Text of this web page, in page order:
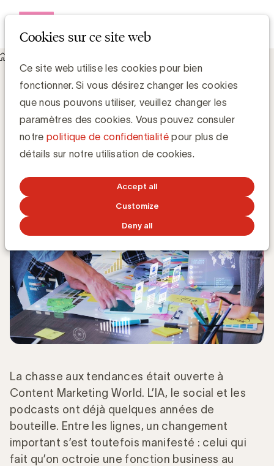
Cookies sur ce site web
Ce site web utilise les cookies pour bien
fonctionner. Si vous désirez changer les cookies
que nous pouvons utiliser, veuillez changer les
paramètres des cookies. Vous pouvez consuler
notre politique de confidentialitépour plus de
détails sur notre utilisation de cookies.
Accept all
Customize
Deny all
D’une stratégie marketing à une stratégie business
D’une stratégie marketing à une stratégie
business
Custo Association
La chasse aux tendances était ouverte à
Content Marketing World. L’IA, le social et les
podcasts ont déjà quelques années de
bouteille. Entre les lignes, un changement
important s’est toutefois manifesté : celui qui
fait qu’on octroie une fonction business au